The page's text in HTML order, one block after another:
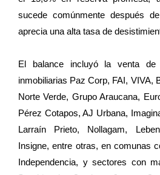
sucede comúnmente después
aprecia una alta tasa de
El balance incluyó la venta de
inmobiliarias Paz Corp, FAI, VIVA,
Norte Verde, Grupo Araucana,
Pérez Cotapos, AJ Urbana,
Larraín Prieto, Nollagam,
Insigne, entre otras, en comunas
Independencia, y sectores con